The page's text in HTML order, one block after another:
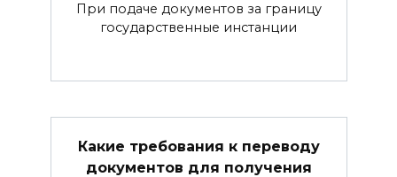
При подаче документов за границу
государственные инстанции
Какие требования к переводу
документов для получения